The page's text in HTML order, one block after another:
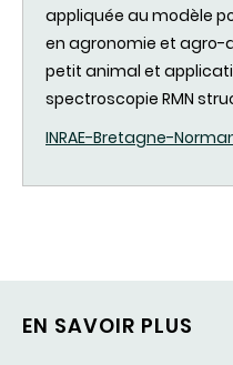
appliquée au modèle
en agronomie et agro-
petit animal et
spectroscopie RMN
INRAE-Bretagne-
EN SAVOIR PLUS